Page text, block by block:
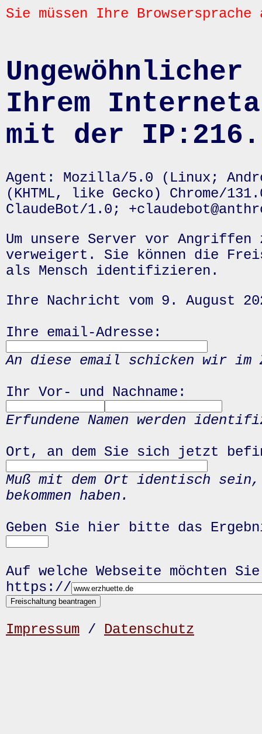
Sie müssen Ihre
Ihrem
mit der
Agent: Mozilla/5.0 (Linux;
(KHTML, like Gecko) Chrome/
ClaudeBot/1.0;
Um unsere Server vor
verweigert. Sie können die
als Mensch identifizieren.
Ihre Nachricht vom 9. August
Ihre email-Adresse:
An diese email schicken wir
Ihr Vor- und Nachname:
Erfundene Namen werden
Ort, an dem Sie sich jetzt
Muß mit dem Ort identisch
bekommen haben.
Geben Sie hier bitte das
Auf welche Webseite möchten
https://
Impressum / Datenschutz